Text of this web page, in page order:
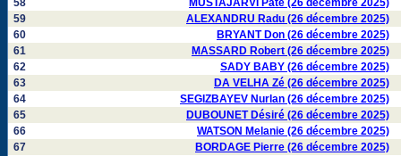
58
MUSTAJÄRVI Pate (26 décembre 2025)
59
ALEXANDRU Radu (26 décembre 2025)
60
BRYANT Don (26 décembre 2025)
61
MASSARD Robert (26 décembre 2025)
62
SADY BABY (26 décembre 2025)
63
DA VELHA Zé (26 décembre 2025)
64
SEGIZBAYEV Nurlan (26 décembre 2025)
65
DUBOUNET Désiré (26 décembre 2025)
66
WATSON Melanie (26 décembre 2025)
67
BORDAGE Pierre (26 décembre 2025)